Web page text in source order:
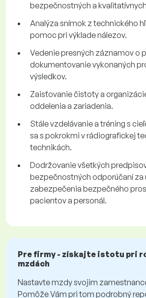
bezpečnostných a
Analýza snímok z technického
pomoc pri výklade nálezov.
Vedenie presných záznamov o
dokumentovanie vykonaných
výsledkov.
Zaisťovanie čistoty a
oddelenia a zariadenia.
Stále vzdelávanie a tréning s
sa s pokrokmi v rádiografickej
technikách.
Dodržovanie všetkých
bezpečnostných odporúčaní za
zabezpečenia bezpečného
pacientov a personál.
Pre firmy - získajte istotu pri
mzdách
Nastavte mzdy svojim
Pomôže Vám pri tom podrobný